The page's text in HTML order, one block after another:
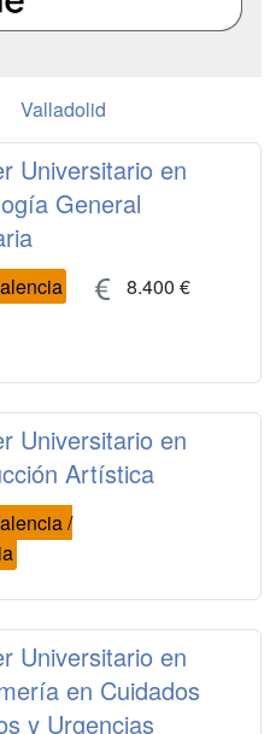
Valladolid
Universitario en
General
8.400 €
Universitario en
Artística
/
Universitario en
en Cuidados
y Urgencias